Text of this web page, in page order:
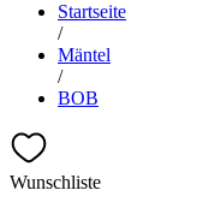
Startseite
/
Mäntel
/
BOB
Wunschliste